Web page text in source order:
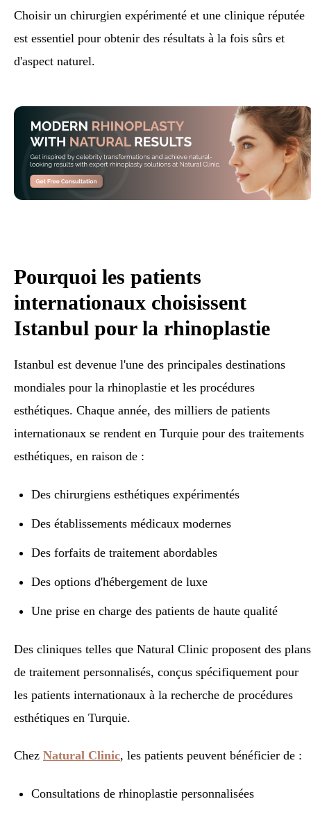
Choisir un chirurgien expérimenté et une clinique réputée
est essentiel pour obtenir des résultats à la fois sûrs et
d'aspect naturel.
Pourquoi les patients
internationaux choisissent
Istanbul pour la rhinoplastie
Istanbul est devenue l'une des principales destinations
mondiales pour la rhinoplastie et les procédures
esthétiques. Chaque année, des milliers de patients
internationaux se rendent en Turquie pour des traitements
esthétiques, en raison de :
Des chirurgiens esthétiques expérimentés
Des établissements médicaux modernes
Des forfaits de traitement abordables
Des options d'hébergement de luxe
Une prise en charge des patients de haute qualité
Des cliniques telles que Natural Clinic proposent des plans
de traitement personnalisés, conçus spécifiquement pour
les patients internationaux à la recherche de procédures
esthétiques en Turquie.
Chez Natural Clinic, les patients peuvent bénéficier de :
Consultations de rhinoplastie personnalisées